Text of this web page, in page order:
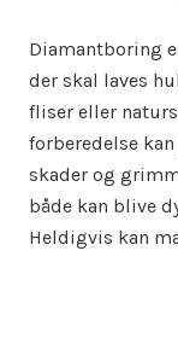
Diamantboring
der skal laves
fliser eller
forberedelse
skader og
både kan blive
Heldigvis kan